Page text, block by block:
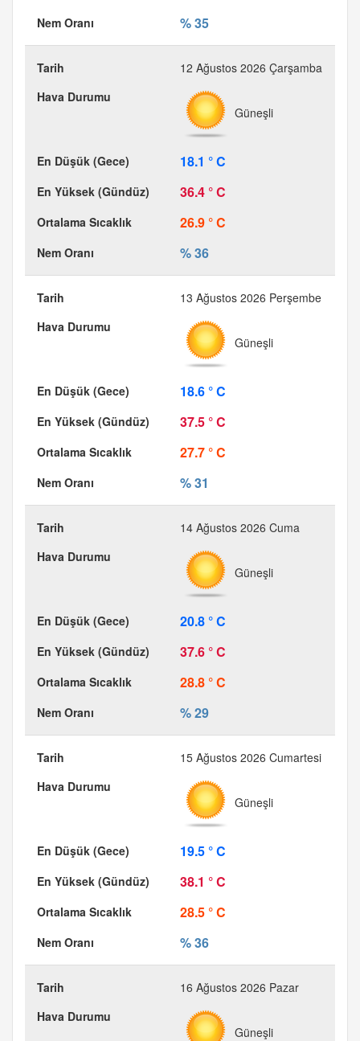
% 35
12 Ağustos 2026 Çarşamba
Güneşli
18.1 ° C
36.4 ° C
26.9 ° C
% 36
13 Ağustos 2026 Perşembe
Güneşli
18.6 ° C
37.5 ° C
27.7 ° C
% 31
14 Ağustos 2026 Cuma
Güneşli
20.8 ° C
37.6 ° C
28.8 ° C
% 29
15 Ağustos 2026 Cumartesi
Güneşli
19.5 ° C
38.1 ° C
28.5 ° C
% 36
16 Ağustos 2026 Pazar
Güneşli